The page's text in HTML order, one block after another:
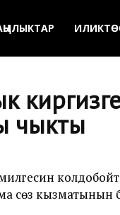
чыкты
сөз кызматынын